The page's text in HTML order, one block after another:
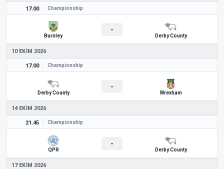
17.00 Championship
Burnley
-
Derby County
10 EKIM 2026
17.00 Championship
Derby County
-
Wrexham
14 EKIM 2026
21.45 Championship
QPR
-
Derby County
17 EKIM 2026